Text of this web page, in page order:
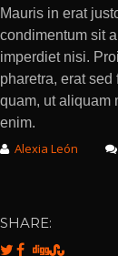
Mauris in erat
condimentum sit
imperdiet nisi.
pharetra, erat
quam, ut aliquam
enim.
Alexia León
SHARE: